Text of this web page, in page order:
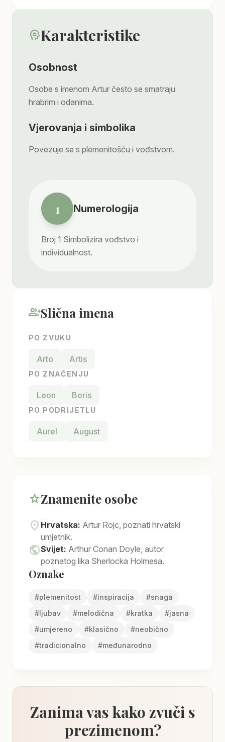
psychologyKarakteristike
Osobnost
Osobe s imenom Artur često se smatraju
hrabrim i odanima.
Vjerovanja i simbolika
Povezuje se s plemenitošću i vođstvom.
1 Numerologija
Broj 1 Simbolizira vođstvo i
individualnost.
group_addSlična imena
PO ZVUKU
Arto Artis
PO ZNAČENJU
Leon Boris
PO PODRIJETLU
Aurel August
starZnamenite osobe
location_on Hrvatska: Artur Rojc, poznati hrvatski
umjetnik.
publicSvijet: Arthur Conan Doyle, autor
poznatog lika Sherlocka Holmesa.
Oznake
#plemenitost #inspiracija #snaga
#ljubav #melodična #kratka #jasna
#umjereno #klasično #neobično
#tradicionalno #međunarodno
Zanima vas kako zvuči s
prezimenom?